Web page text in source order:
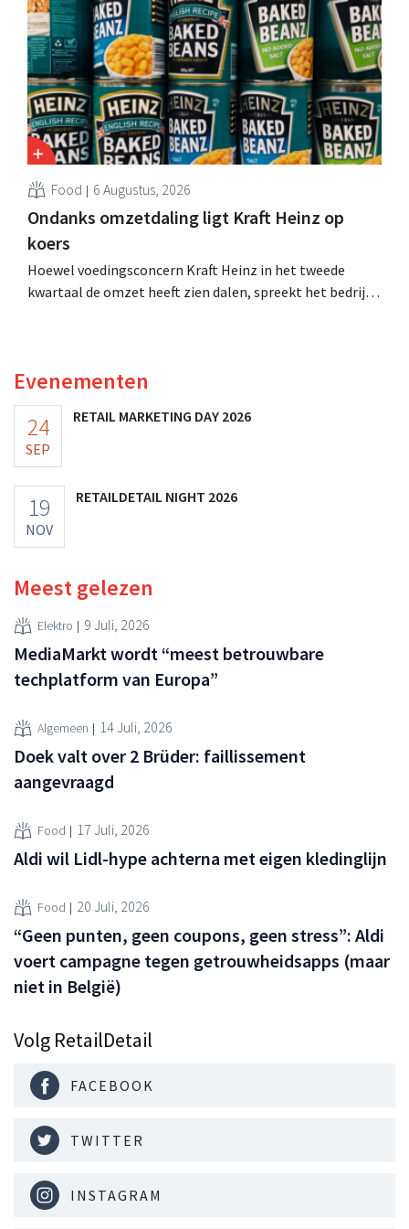
moeten dit momentum grijpen”.
Food 6 Augustus, 2026
Ondanks omzetdaling ligt Kraft Heinz op
koers
Hoewel voedingsconcern Kraft Heinz in het tweede
kwartaal de omzet heeft zien dalen, spreekt het bedrijf
Evenementen
24
SEP
RETAIL MARKETING DAY 2026
19
NOV
RETAILDETAIL NIGHT 2026
Meest gelezen
Elektro 9 Juli, 2026
MediaMarkt wordt “meest betrouwbare
techplatform van Europa”
Algemeen 14 Juli, 2026
Doek valt over 2 Brüder: faillissement
aangevraagd
Food 17 Juli, 2026
Aldi wil Lidl-hype achterna met eigen kledinglijn
Food 20 Juli, 2026
“Geen punten, geen coupons, geen stress”: Aldi
voert campagne tegen getrouwheidsapps (maar
niet in België)
Volg RetailDetail
FACEBOOK
TWITTER
INSTAGRAM